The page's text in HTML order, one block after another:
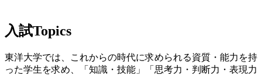
入試Topics
東洋大学では、これからの時代に求められる資質・能力を持
った学生を求め、「知識・技能」「思考力・判断力・表現力